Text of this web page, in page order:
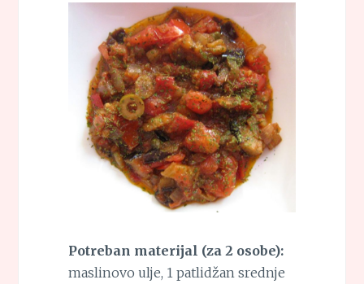
Potreban materijal (za 2 osobe):
maslinovo ulje, 1 patlidžan srednje